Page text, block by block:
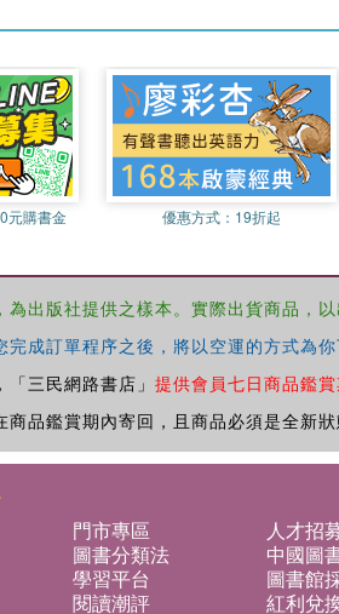
元購書金 優惠方式： 19折起
為出版社提供之樣本。實際出貨商品，
完成訂單程序之後，將以空運的方式為
三民網路書店」 提供會員七日商品鑑賞
商品鑑賞期內寄回，且商品必須是全新
門市專區 人才招
圖書分類法 中國圖
學習平台 圖書館
閱讀潮評 紅利兌